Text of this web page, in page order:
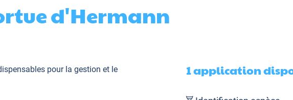
d'Hermann
pour la gestion et le
1 application